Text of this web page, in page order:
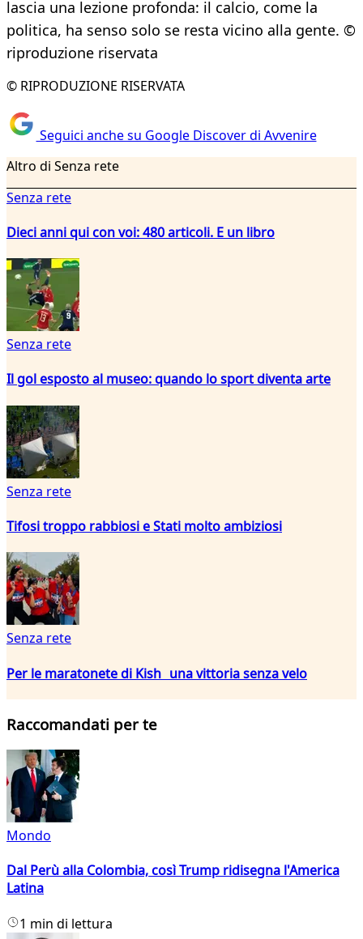
lascia una lezione profonda: il calcio, come la
politica, ha senso solo se resta vicino alla gente. ©
riproduzione riservata
© RIPRODUZIONE RISERVATA
Seguici anche su Google Discover di Avvenire
Altro di Senza rete
Senza rete
Dieci anni qui con voi: 480 articoli. E un libro
Senza rete
Il gol esposto al museo: quando lo sport diventa arte
Senza rete
Tifosi troppo rabbiosi e Stati molto ambiziosi
Senza rete
Per le maratonete di Kish una vittoria senza velo
Raccomandati per te
Mondo
Dal Perù alla Colombia, così Trump ridisegna l'America
Latina
1 min di lettura